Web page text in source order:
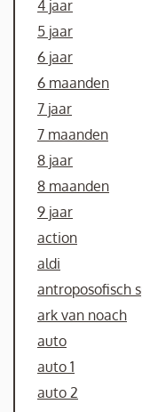
4 jaar
5 jaar
6 jaar
6 maanden
7 jaar
7 maanden
8 jaar
8 maanden
9 jaar
action
aldi
antroposofisch
ark van noach
auto
auto 1
auto 2